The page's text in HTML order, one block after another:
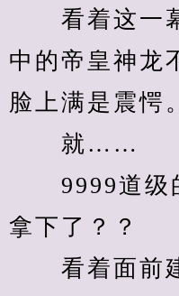
看着这一幕
中的帝皇神龙
脸上满是震愕。
就……
9999道级
拿下了？？
看着面前建